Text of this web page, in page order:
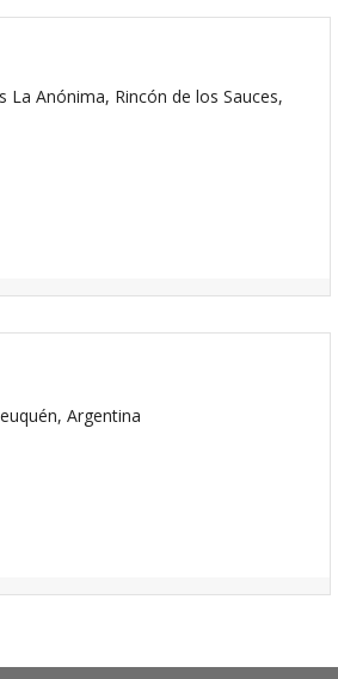
Anónima, Rincón de los Sauces,
Argentina